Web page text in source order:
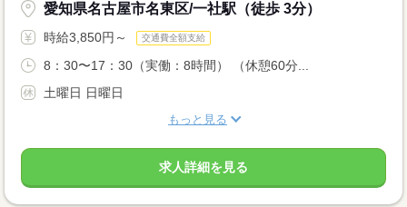
愛知県名古屋市名東区/一社駅（徒歩 3分）
時給3,850円～ 交通費全額支給
8：30〜17：30（実働：8時間） （休憩60分...
土曜日 日曜日
もっと見る
求人詳細を見る